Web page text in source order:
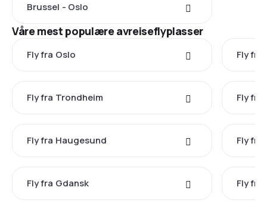
Brussel - Oslo
Våre mest populære avreiseflyplasser
Fly fra Oslo Fly fra
Fly fra Trondheim Fly fra
Fly fra Haugesund Fly fra
Fly fra Gdansk Fly fra